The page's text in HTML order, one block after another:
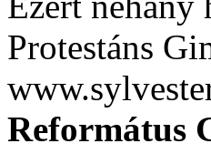
Protestáns
Református